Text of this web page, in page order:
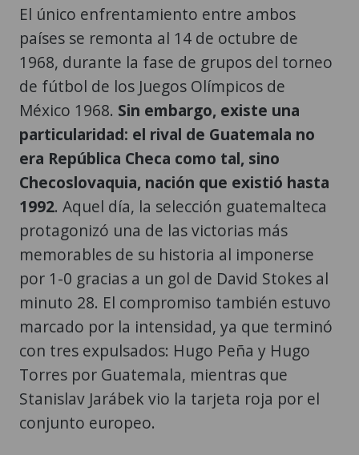
El único enfrentamiento entre ambos
países se remonta al 14 de octubre de
1968, durante la fase de grupos del torneo
de fútbol de los Juegos Olímpicos de
México 1968. Sin embargo, existe una
particularidad: el rival de Guatemala no
era República Checa como tal, sino
Checoslovaquia, nación que existió hasta
1992. Aquel día, la selección guatemalteca
protagonizó una de las victorias más
memorables de su historia al imponerse
por 1-0 gracias a un gol de David Stokes al
minuto 28. El compromiso también estuvo
marcado por la intensidad, ya que terminó
con tres expulsados: Hugo Peña y Hugo
Torres por Guatemala, mientras que
Stanislav Jarábek vio la tarjeta roja por el
conjunto europeo.